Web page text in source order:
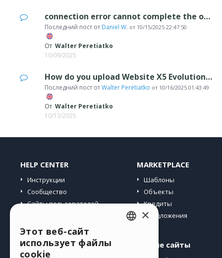
connection error cannot complete the operation ftp_(getcurrentdirectory)
Последний пост от Daniel W. от 10/15/2025 22:47:50
От Walter Peretiatko
10/09/2025
How do you upload Website X5 Evolution 9 files using Filezilla?
Последний пост отWalter Peretiatko от 10/16/2025 01:43:49
От Walter Peretiatko
10/13/2025
HELP CENTER
Инструкции
Сообщество
Сайты пользователей
MARKETPLACE
Шаблоны
Объекты
Кредиты
Предложения
Профиль Другие сайты
×
Этот веб-сайт
использует файлы
cookie